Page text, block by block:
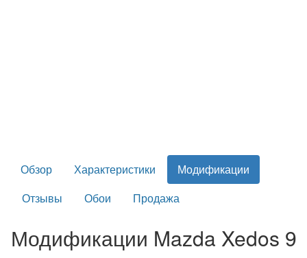
Обзор Характеристики
Модификации
Отзывы
Обои Продажа
Модификации Mazda Xedos 9